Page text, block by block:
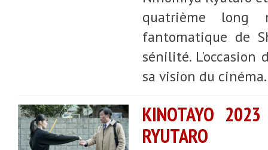
quatrième long
fantomatique de
sénilité. L'occasion
sa vision du cinéma.
KINOTAYO
RYUTARO